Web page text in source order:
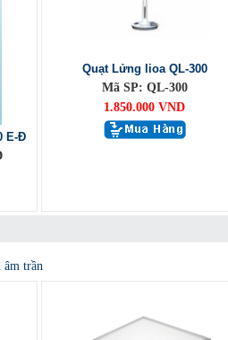
E-Đ
Quạt Lửng lioa QL-300
Mã SP: QL-300
1.850.000 VND
âm trần